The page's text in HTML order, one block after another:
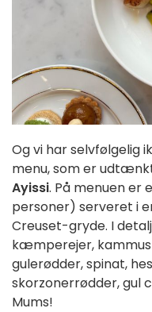
Og vi har selvfølgelig
menu, som er
Ayissi. På menuen er
personer) serveret i
Creuset-gryde. I
kæmperejer,
gulerødder, spinat,
skorzonerrødder, gul
Mums!